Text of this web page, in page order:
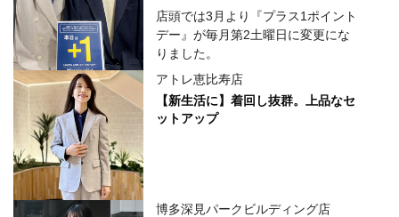
店頭では3月より『プラス1ポイント
デー』が毎月第2土曜日に変更にな
りました。
アトレ恵比寿店
【新生活に】着回し抜群。上品なセ
ットアップ
博多深見パークビルディング店